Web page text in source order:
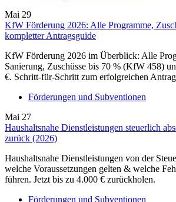
Mai 29
KfW Förderung 2026: Alle Programme,
kompletter Antragsguide
KfW Förderung 2026 im Überblick: Alle
Sanierung, Zuschüsse bis 70 % (KfW 458)
€. Schritt-für-Schritt zum erfolgreichen
Förderungen und Subventionen
Mai 27
Haushaltsnahe Dienstleistungen steuerlich
zurück (2026)
Haushaltsnahe Dienstleistungen von der
welche Voraussetzungen gelten & welche
führen. Jetzt bis zu 4.000 € zurückholen.
Förderungen und Subventionen